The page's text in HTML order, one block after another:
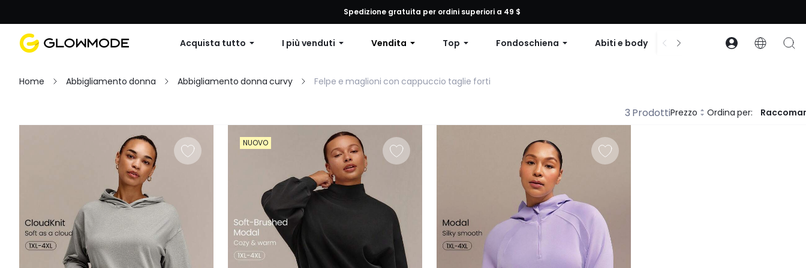
Primo ordine: 10% di sconto su qualsiasi ordine, 12% di sconto su ordini superiori a $79 o 15% di sconto su ordini superiori a $99 | Codice: GLOWNEW
Spedizione gratuita per ordini superiori a 49 $
Acquista tutto I più venduti Vendita Top Fondoschiena Abiti e body Accessori
Home Abbigliamento donna Abbigliamento donna curvy Felpe e maglioni con cappuccio taglie forti
3 Prodotti Ordina per:
Prezzo
Cancella tutto NUOVO